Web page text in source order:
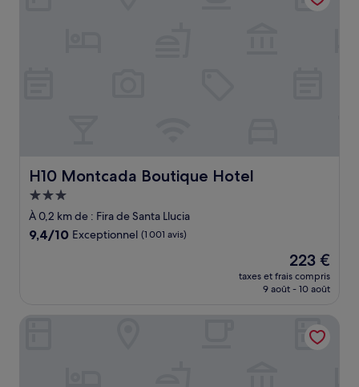
H10 Montcada Boutique Hotel
H10 Montcada Boutique Hotel
Hébergement
3.0 étoiles
À 0,2 km de : Fira de Santa Llucia
9.4
9,4/10 Exceptionnel (1 001 avis)
Le
nouveau
prix
de
223 €
223 €
taxes et frais compris
9 août - 10 août